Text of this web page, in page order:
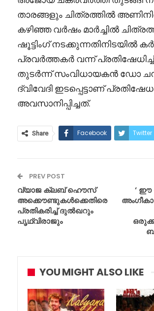
താരങ്ങളും ചിത്രത്തിൽ
കഴിഞ്ഞ വർഷം മാർച്ചിൽ
ഷൂട്ടിംഗ് നടക്കുന്നതിനിടയിൽ
പ്രവർത്തകർ വന്ന്
തുടർന്ന് സംവിധായകൻ ഡോ
ദ്വിവേദി ഇടപ്പെട്ടാണ്
അവസാനിപ്പിച്ചത്.
Share Facebook Twitter
PREV POST
വ്യാജ ക്ലബ് ഹൌസ്
അക്കൌണ്ടുകൾക്കെതിരെ
പ്രതികരിച്ച് ദുൽഖറും
പൃഥ്വിരാജും
‘ ഈ
YOU MIGHT ALSO LIKE